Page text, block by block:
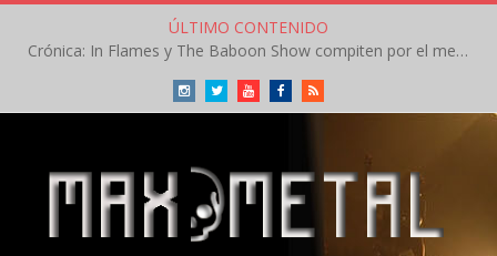
ÚLTIMO CONTENIDO
Crónica: In Flames y The Baboon Show compiten por el mejor concierto del día en el Leyendas del Rock – Viernes – Agosto 2026
InstagramTwitterYoutubeFacebookRSS